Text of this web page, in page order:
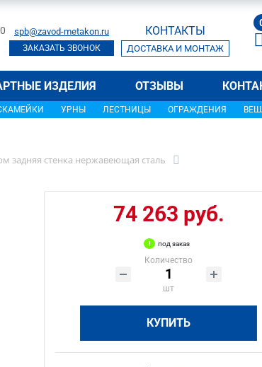
spb@zavod-metakon.ru
ЗАКАЗАТЬ ЗВОНОК
КОНТАКТЫ
ДОСТАВКА И МОНТАЖ
ИЗДЕЛИЯ ОТЗЫВЫ
УРНЫ ЛЕСТНИЦЫ ОГРАЖДЕНИЯ
задняя стенка нержавеющая сталь
74 263 руб.
под заказ
Количество
шт
КУПИТЬ